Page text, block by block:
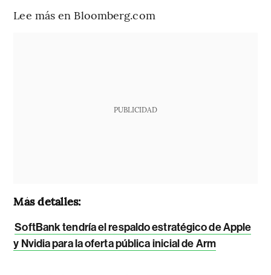
Lee más en Bloomberg.com
PUBLICIDAD
Más detalles:
SoftBank tendría el respaldo estratégico de Apple
y Nvidia para la oferta pública inicial de Arm